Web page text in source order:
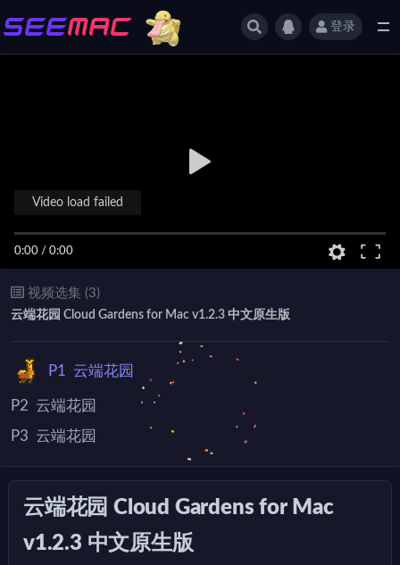
登录
0:00 / 0:00
Video load failed
视频选集 (3)
云端花园 Cloud Gardens for Mac v1.2.3 中文原生版
P1 云端花园
P2 云端花园
P3 云端花园
云端花园 Cloud Gardens for Mac
v1.2.3 中文原生版